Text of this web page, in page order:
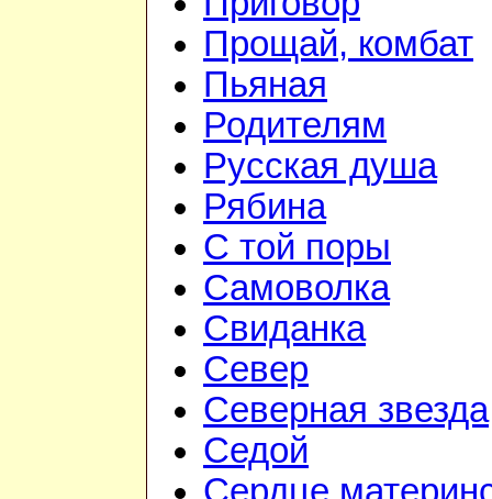
Прощай, комбат
Пьяная
Родителям
Русская душа
Рябина
С той поры
Самоволка
Свиданка
Север
Северная звезда
Седой